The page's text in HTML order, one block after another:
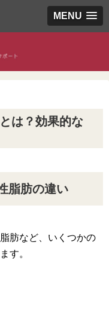
MENU
は？効果的な
脂肪の違い
肪など、いくつかの
す。